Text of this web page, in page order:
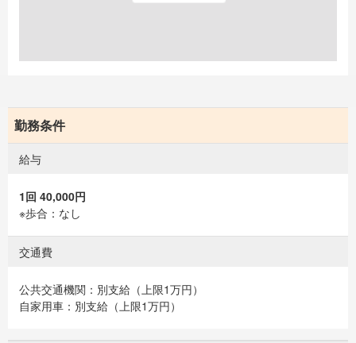
勤務条件
給与
1回 40,000円
※歩合：なし
交通費
公共交通機関：別支給（上限1万円）
自家用車：別支給（上限1万円）